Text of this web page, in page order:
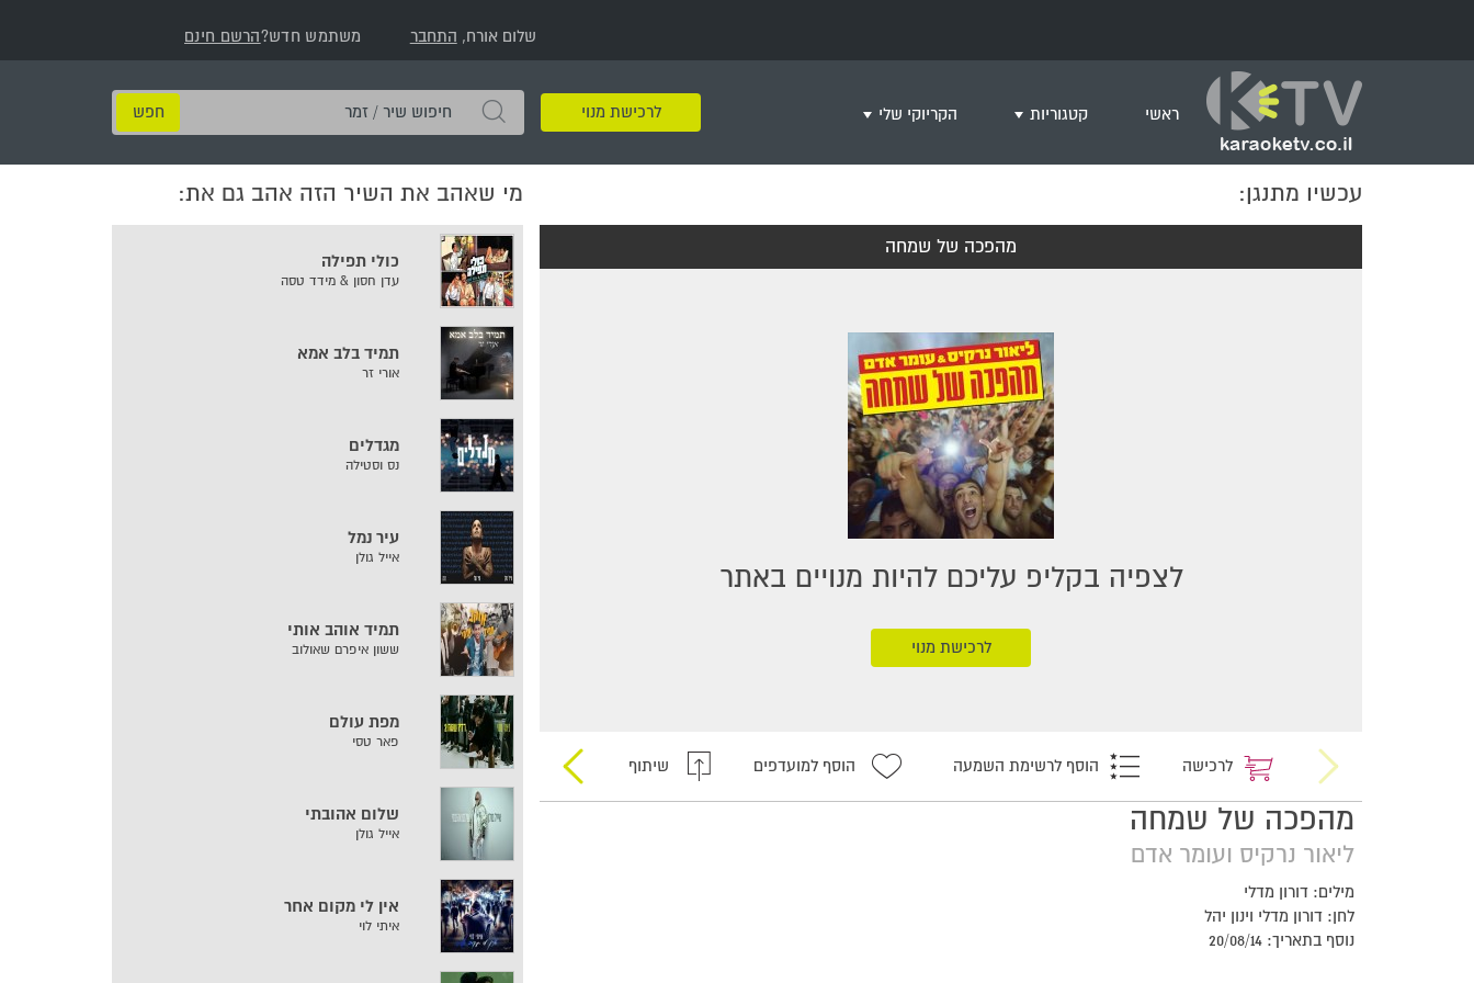
שלום אורח, התחבר משתמש חדש?הרשם חינם
ראשי קטגוריות
שירי רוק/פופ
היפ הופ
English songs
שירי ארץ ישראל
שירי אירוויזיון
שירי יום הזיכרון
שירי ילדים
שירי קטנטנים
שירי להקות צבאיות
הקריוקי שלי
+ צור רשימת השמעה חדשה
לרכישת מנוי
חיפוש
שיר
/
זמר
עכשיו מתנגן:
מהפכה של שמחה
לצפיה בקליפ עליכם להיות מנויים באתר
לרכישת מנוי
לרכישה הוסף לרשימת השמעה הוסף למועדפים שיתוף
מהפכה של שמחה
ליאור נרקיס ועומר אדם
מילים: דורון מדלי
לחן: דורון מדלי וינון יהל
נוסף בתאריך: 20/08/14
מי שאהב את השיר הזה אהב גם את:
כולי תפילה
עדן חסון & מידד טסה
תמיד בלב אמא
אורי זר
מגדלים
נס וסטילה
עיר נמל
אייל גולן
תמיד אוהב אותי
ששון איפרם שאולוב
מפת עולם
פאר טסי
שלום אהובתי
אייל גולן
אין לי מקום אחר
איתי לוי